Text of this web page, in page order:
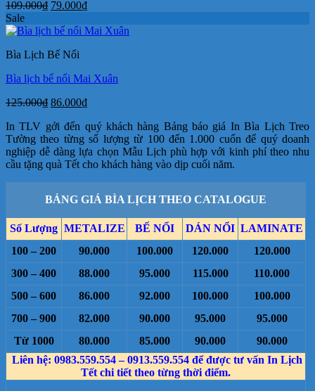
109.000₫ Giá
là:
79.000₫Giá
tại
Sale
Bìa Lịch Bế Nổi
Bìa lịch bế nổi Mai Xuân
125.000₫ Giá
là:
125.000₫.
86.000₫Giá
tại
là:
86.000₫.
In TLV gởi đến quý khách hàng Bảng báo giá In Bìa Lịch Treo
Tường theo từng số lượng từ 100 đến 1.000 cuốn để quý doanh
nghiệp dễ dàng lựa chọn Mẫu Lịch phù hợp với kinh phí theo nhu
cầu tặng quà Tết cho khách hàng vào dịp cuối năm.
BẢNG GIÁ BÌA LỊCH THEO CATALOGUE
Số Lượng METALIZE BẾ NỔI DÁN NỔI LAMINATE
100 – 200
90.000 100.000 120.000
120.000
300 – 400
88.000 95.000 115.000
110.000
500 – 600
86.000 92.000 100.000
100.000
700 – 900
82.000 90.000 95.000
95.000
Từ 1000
80.000 85.000 90.000
90.000
Liên hệ: 0983.559.554 – 0913.559.554 để được tư vấn In Lịch
Tết chi tiết theo từng thời điểm.